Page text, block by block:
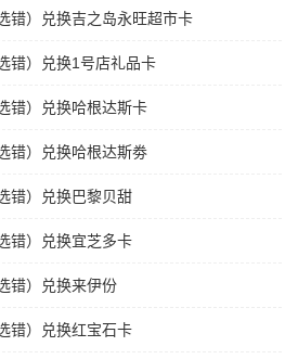
错）兑换吉之岛永旺超市卡
错）兑换1号店礼品卡
错）兑换哈根达斯卡
错）兑换哈根达斯劵
错）兑换巴黎贝甜
错）兑换宜芝多卡
错）兑换来伊份
错）兑换红宝石卡